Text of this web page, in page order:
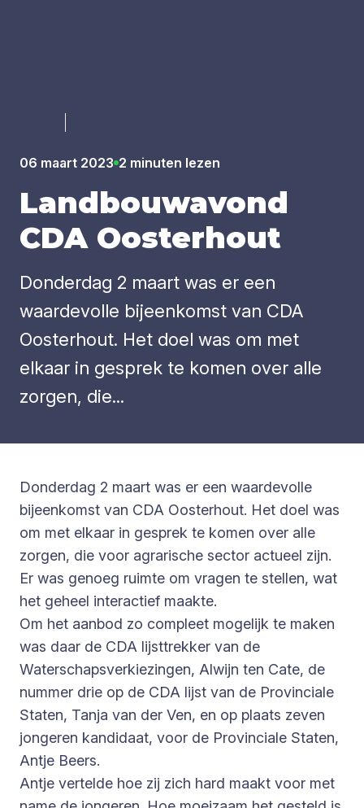
06 maart 2023 2 minuten lezen
Land­bouw­avond
CDAOos­ter­hout
Donderdag 2 maart was er een
waardevolle bijeenkomst van CDA
Oosterhout. Het doel was om met
elkaar in gesprek te komen over alle
zorgen, die...
Donderdag 2 maart was er een waardevolle
bijeenkomst van CDA Oosterhout. Het doel was
om met elkaar in gesprek te komen over alle
zorgen, die voor agrarische sector actueel zijn.
Er was genoeg ruimte om vragen te stellen, wat
het geheel interactief maakte.
Om het aanbod zo compleet mogelijk te maken
was daar de CDA lijsttrekker van de
Waterschapsverkiezingen, Alwijn ten Cate, de
nummer drie op de CDA lijst van de Provinciale
Staten, Tanja van der Ven, en op plaats zeven
jongeren kandidaat, voor de Provinciale Staten,
Antje Beers.
Antje vertelde hoe zij zich hard maakt voor met